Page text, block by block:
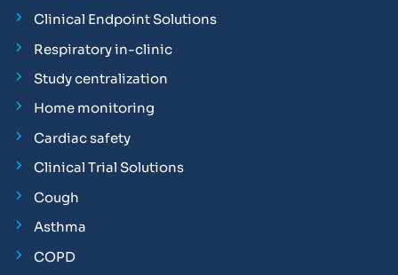
Clinical Endpoint Solutions
Respiratory in-clinic
Study centralization
Home monitoring
Cardiac safety
Clinical Trial Solutions
Cough
Asthma
COPD